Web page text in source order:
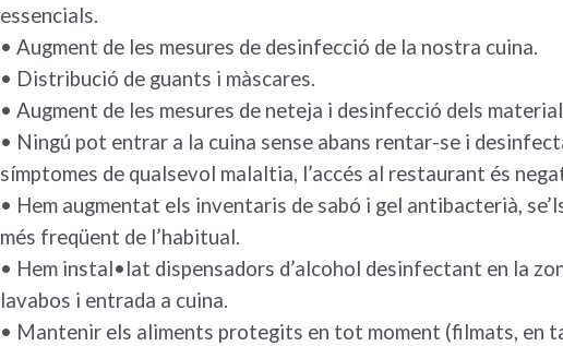
essencials.
• Augment de les mesures de desinfecció de la nostra cuina.
• Distribució de guants i màscares.
• Augment de les mesures de neteja i desinfecció dels
• Ningú pot entrar a la cuina sense abans rentar-se i
símptomes de qualsevol malaltia, l’accés al restaurant és
• Hem augmentat els inventaris de sabó i gel antibacterià,
més freqüent de l’habitual.
• Hem instal•lat dispensadors d’alcohol desinfectant en la
lavabos i entrada a cuina.
• Mantenir els aliments protegits en tot moment (filmats, en